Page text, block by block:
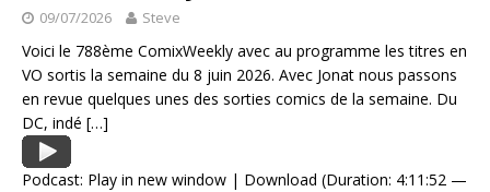
09/07/2026 Steve
Voici le 788ème ComixWeekly avec au programme les titres en
VO sortis la semaine du 8 juin 2026. Avec Jonat nous passons
en revue quelques unes des sorties comics de la semaine. Du
DC, indé […]
Podcast: Play in new window | Download (Duration: 4:11:52 —